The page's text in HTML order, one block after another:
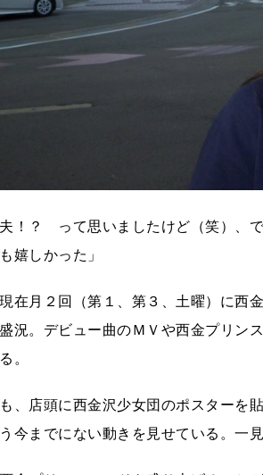
夫！？ って思いましたけど（笑）、
嬉しかった」
在月２回（第１、第３、土曜）に西
況。デビュー曲のＭＶや西金プリン
。
、店頭に西金沢少女団のポスターを
今までにない動きを見せている。一